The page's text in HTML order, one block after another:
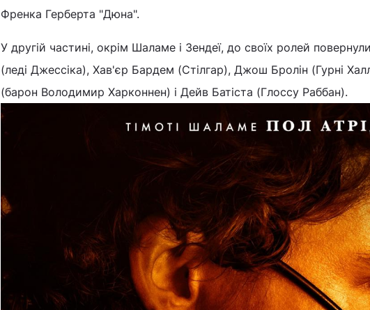
Френка Герберта "Дюна".
У другій частині, окрім Шаламе і Зендеї, до своїх ролей
(леді Джессіка), Хав'єр Бардем (Стілгар), Джош Бролін (Гурні
(барон Володимир Харконнен) і Дейв Батіста (Глоссу Раббан).